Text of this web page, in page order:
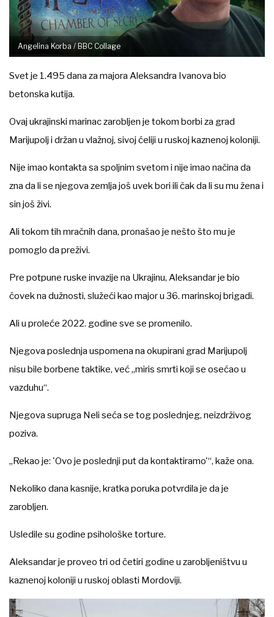
Angelina Korba / BBC Collage
Svet je 1.495 dana za majora Aleksandra Ivanova bio
betonska kutija.
Ovaj ukrajinski marinac zarobljen je tokom borbi za grad
Marijupolj i držan u vlažnoj, sivoj ćeliji u ruskoj kaznenoj koloniji.
Nije imao kontakta sa spoljnim svetom i nije imao načina da
zna da li se njegova zemlja još uvek bori ili čak da li su mu žena i
sin još živi.
Ali tokom tih mračnih dana, pronašao je nešto što mu je
pomoglo da preživi.
Pre potpune ruske invazije na Ukrajinu, Aleksandar je bio
čovek na dužnosti, služeći kao major u 36. marinskoj brigadi.
Ali u proleće 2022. godine sve se promenilo.
Njegova poslednja uspomena na okupirani grad Marijupolj
nisu bile borbene taktike, već „miris smrti koji se osećao u
vazduhu“.
Njegova supruga Neli seća se tog poslednjeg, neizdrživog
poziva.
„Rekao je: 'Ovo je poslednji put da kontaktiramo'“, kaže ona.
Nekoliko dana kasnije, kratka poruka potvrdila je da je
zarobljen.
Usledile su godine psihološke torture.
Aleksandar je proveo tri od četiri godine u zarobljeništvu u
kaznenoj koloniji u ruskoj oblasti Mordoviji.